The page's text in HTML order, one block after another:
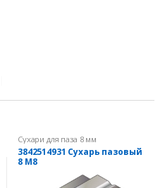
Сухари для паза 8 мм
3842514931 Сухарь пазовый
8 М8